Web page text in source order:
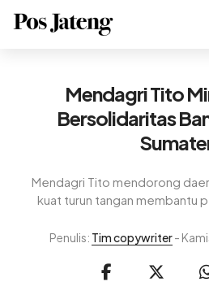
Mendagri Tito
Bersolidaritas
Mendagri Tito mendorong
kuat turun tangan membantu
Penulis: Tim copywriter-